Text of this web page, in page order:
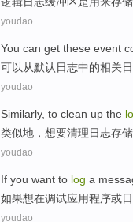
youdao
You can get these event
可以 从默认 日志中的相关
youdao
Similarly, to clean up the
类似地 ， 想要清理日志存储
youdao
If you want to log a
如果想在调试应用程序或
youdao